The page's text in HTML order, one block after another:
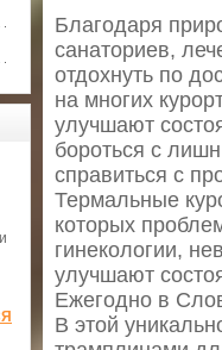
Благодаря
санаториев,
отдохнуть по
на многих
улучшают
бороться с
справиться с
Термальные
которых
гинекологии,
улучшают
Ежегодно в
В этой